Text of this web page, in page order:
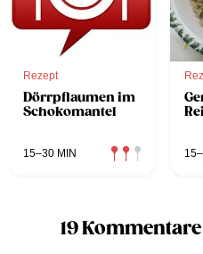
Rezept
Dörrpflaumen im
Schokomantel
15–30 MIN
19